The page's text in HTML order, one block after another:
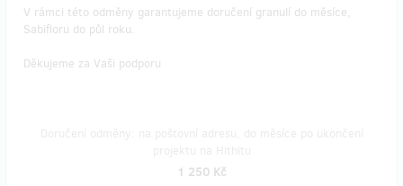
V rámci této odměny garantujeme doručení granulí do měsíce,
Sabifloru do půl roku.
Děkujeme za Vaši podporu
1 250 Kč